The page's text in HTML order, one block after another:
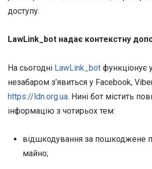
доступу.
LawLink_bot надає контекстну
На сьогодні LawLink_bot функціонує
незабаром з’явиться у Facebook,
https://ldn.org.ua. Нині бот містить
інформацію з чотирьох тем:
відшкодування за пошкоджене
майно;